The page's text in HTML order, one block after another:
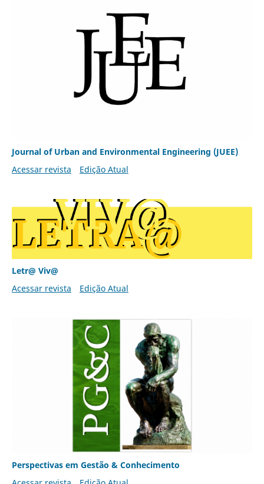
Journal of Urban and Environmental Engineering (JUEE)
Acessar revista
Edição Atual
Letr@ Viv@
Acessar revista
Edição Atual
Perspectivas em Gestão & Conhecimento